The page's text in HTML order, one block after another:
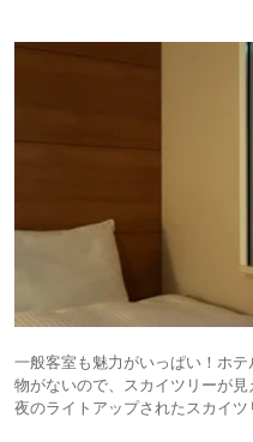
一般客室も魅力がいっぱい！ホ
物がないので、スカイツリーが見
夜のライトアップされたスカイツ